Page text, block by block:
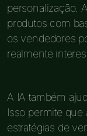
personalização.
produtos com
os vendedores
realmente
A IA também
Isso permite
estratégias de